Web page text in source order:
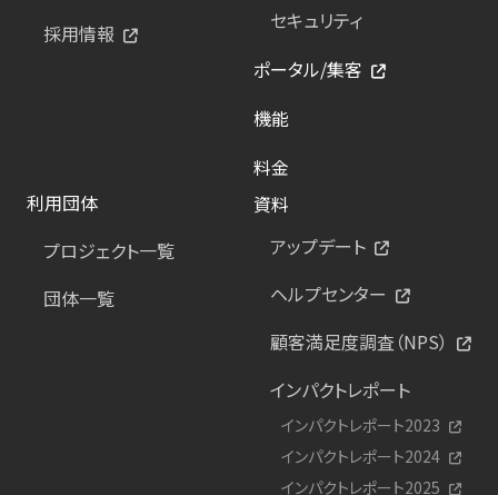
採用情報
セキュリティ
ポータル/集客
機能
料金
利用団体
プロジェクト一覧
団体一覧
資料
アップデート
ヘルプセンター
顧客満足度調査（NPS）
インパクトレポート
インパクトレポート2023
インパクトレポート2024
インパクトレポート2025